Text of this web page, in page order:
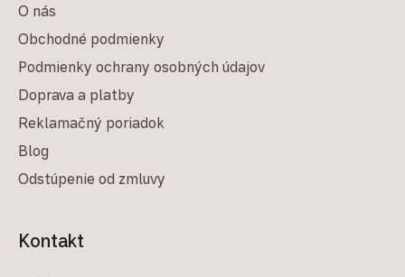
O nás
Obchodné podmienky
Podmienky ochrany osobných údajov
Doprava a platby
Reklamačný poriadok
Blog
Odstúpenie od zmluvy
Kontakt